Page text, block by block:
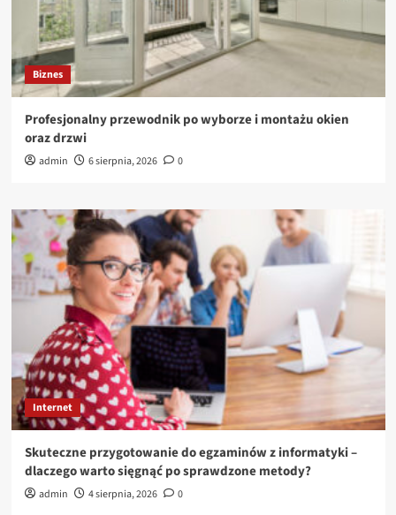
Biznes
Profesjonalny przewodnik po wyborze i montażu okien
oraz drzwi
admin 6 sierpnia, 2026 0
Internet
Skuteczne przygotowanie do egzaminów z informatyki –
dlaczego warto sięgnąć po sprawdzone metody?
admin 4 sierpnia, 2026 0